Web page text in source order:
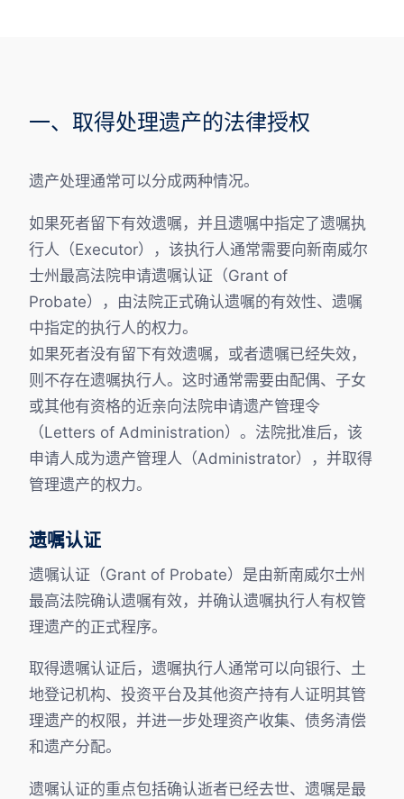
一、取得处理遗产的法律授权
遗产处理通常可以分成两种情况。
如果死者留下有效遗嘱，并且遗嘱中指定了遗嘱执
行人（Executor），该执行人通常需要向新南威尔
士州最高法院申请遗嘱认证（Grant of
Probate），由法院正式确认遗嘱的有效性、遗嘱
中指定的执行人的权力。
如果死者没有留下有效遗嘱，或者遗嘱已经失效，
则不存在遗嘱执行人。这时通常需要由配偶、子女
或其他有资格的近亲向法院申请遗产管理令
（Letters of Administration）。法院批准后，该
申请人成为遗产管理人（Administrator），并取得
管理遗产的权力。
遗嘱认证
遗嘱认证（Grant of Probate）是由新南威尔士州
最高法院确认遗嘱有效，并确认遗嘱执行人有权管
理遗产的正式程序。
取得遗嘱认证后，遗嘱执行人通常可以向银行、土
地登记机构、投资平台及其他资产持有人证明其管
理遗产的权限，并进一步处理资产收集、债务清偿
和遗产分配。
遗嘱认证的重点包括确认逝者已经去世、遗嘱是最